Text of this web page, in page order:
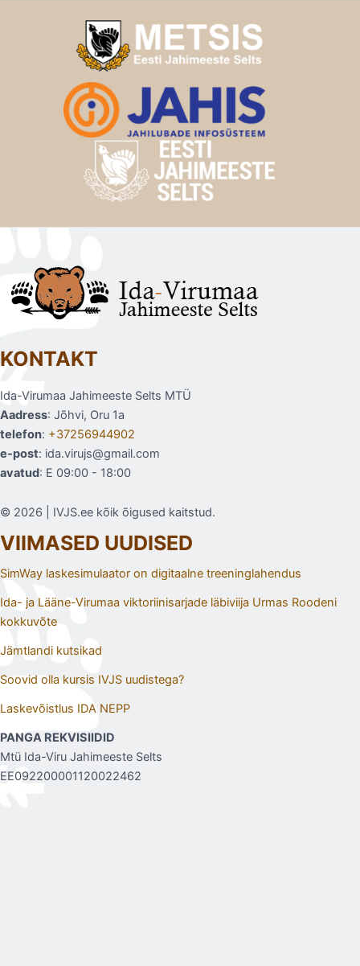
KONTAKT
Ida-Virumaa Jahimeeste Selts MTÜ
Aadress: Jõhvi, Oru 1a
telefon: +37256944902
e-post: ida.virujs@gmail.com
avatud: E 09:00 - 18:00
© 2026 | IVJS.ee kõik õigused kaitstud.
VIIMASED UUDISED
SimWay laskesimulaator on digitaalne treeninglahendus
Ida- ja Lääne-Virumaa viktoriinisarjade läbiviija Urmas Roodeni
kokkuvõte
Jämtlandi kutsikad
Soovid olla kursis IVJS uudistega?
Laskevõistlus IDA NEPP
PANGA REKVISIIDID
Mtü Ida-Viru Jahimeeste Selts
EE092200001120022462